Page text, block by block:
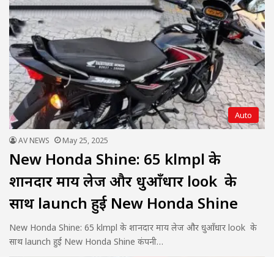
Auto
AV NEWS May 25, 2025
New Honda Shine: 65 klmpl के
शानदार माय लेज और धुआँधार look के
साथ launch हुई New Honda Shine
New Honda Shine: 65 klmpl के शानदार माय लेज और धुआँधार look के
साथ launch हुई New Honda Shine कंपनी…